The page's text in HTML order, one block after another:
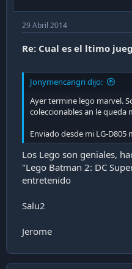
29 Abril 2014
Re: Cual es el ltimo
Jonymencangri dijo:
Ayer termine lego marvel.
coleccionables an le queda
Enviado desde mi LG-D805
Los Lego son geniales,
"Lego Batman 2: DC
entretenido
Salu2
Jerome